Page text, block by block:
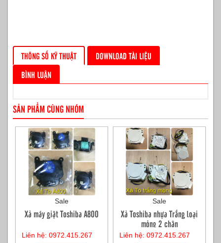
THÔNG SỐ KỸ THUẬT
DOWNLOAD TÀI LIỆU
BÌNH LUẬN
SẢN PHẨM CÙNG NHÓM
Sale
Xả máy giặt Toshiba A800
Liên hệ: 0972.415.267
Sale
Xả Toshiba nhựa Trắng loại
mỏng 2 chân
Liên hệ: 0972.415.267